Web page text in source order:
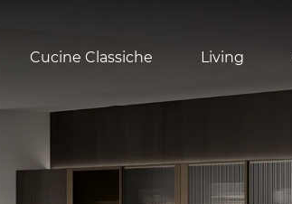
Cucine Classiche Living